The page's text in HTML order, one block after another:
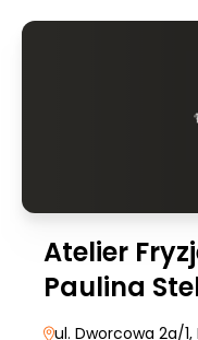
Atelier
Paulina
ul. Dworcowa 2a/1,